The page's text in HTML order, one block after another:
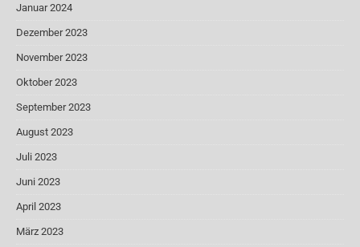
Januar 2024
Dezember 2023
November 2023
Oktober 2023
September 2023
August 2023
Juli 2023
Juni 2023
April 2023
März 2023